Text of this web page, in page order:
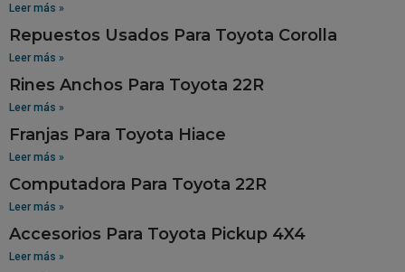
Leer más »
Repuestos Usados Para Toyota Corolla
Leer más »
Rines Anchos Para Toyota 22R
Leer más »
Franjas Para Toyota Hiace
Leer más »
Computadora Para Toyota 22R
Leer más »
Accesorios Para Toyota Pickup 4X4
Leer más »